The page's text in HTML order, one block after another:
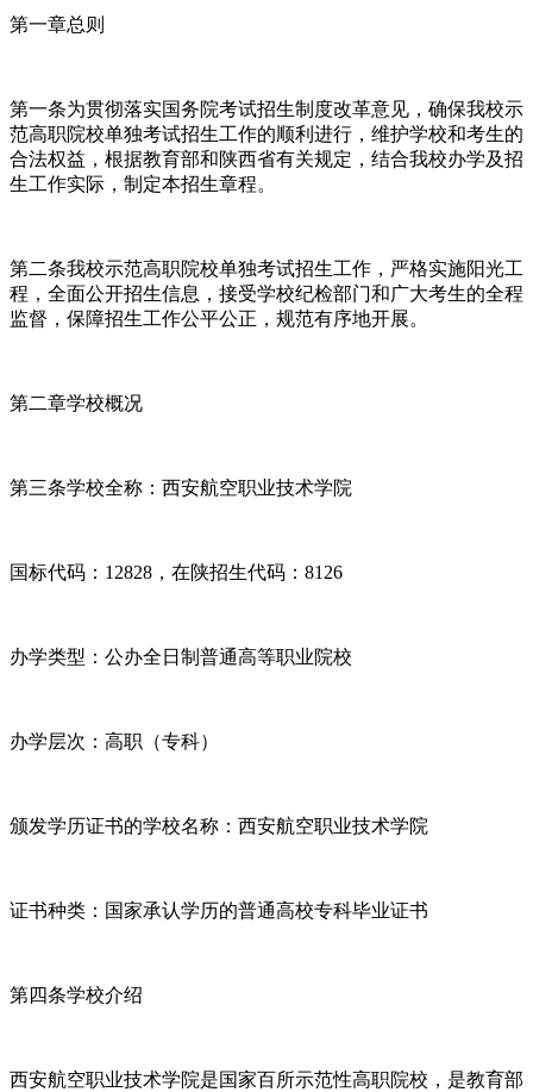
第一章总则
第一条为贯彻落实国务院考试招生制度改革意见，确保我校示
范高职院校单独考试招生工作的顺利进行，维护学校和考生的
合法权益，根据教育部和陕西省有关规定，结合我校办学及招
生工作实际，制定本招生章程。
第二条我校示范高职院校单独考试招生工作，严格实施阳光工
程，全面公开招生信息，接受学校纪检部门和广大考生的全程
监督，保障招生工作公平公正，规范有序地开展。
第二章学校概况
第三条学校全称：西安航空职业技术学院
国标代码：12828，在陕招生代码：8126
办学类型：公办全日制普通高等职业院校
办学层次：高职（专科）
颁发学历证书的学校名称：西安航空职业技术学院
证书种类：国家承认学历的普通高校专科毕业证书
第四条学校介绍
西安航空职业技术学院是国家百所示范性高职院校，是教育部